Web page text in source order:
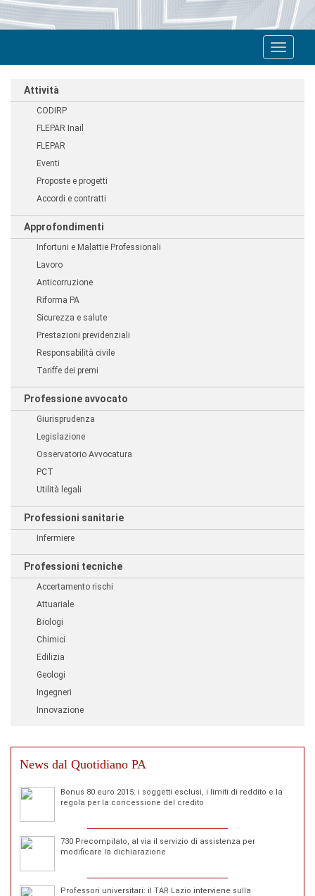
Toggle
Attività
CODIRP
FLEPAR Inail
FLEPAR
Eventi
Proposte e progetti
Accordi e contratti
Approfondimenti
Infortuni e Malattie Professionali
Lavoro
Anticorruzione
Riforma PA
Sicurezza e salute
Prestazioni previdenziali
Responsabilità civile
Tariffe dei premi
Professione avvocato
Giurisprudenza
Legislazione
Osservatorio Avvocatura
PCT
Utilità legali
Professioni sanitarie
Infermiere
Professioni tecniche
Accertamento rischi
Attuariale
Biologi
Chimici
Edilizia
Geologi
Ingegneri
Innovazione
News dal Quotidiano PA
Bonus 80 euro 2015: i soggetti esclusi, i limiti di reddito e la
regola per la concessione del credito
730 Precompilato, al via il servizio di assistenza per
modificare la dichiarazione
Professori universitari: il TAR Lazio interviene sulla